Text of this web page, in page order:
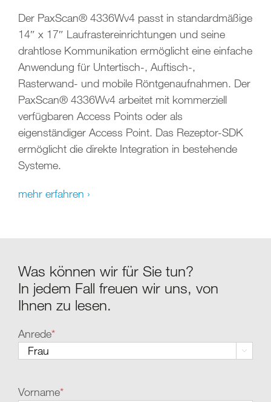
Der PaxScan® 4336Wv4 passt in standardmäßige
14″ x 17″ Laufrastereinrichtungen und seine
drahtlose Kommunikation ermöglicht eine einfache
Anwendung für Untertisch-, Auftisch-,
Rasterwand- und mobile Röntgenaufnahmen. Der
PaxScan® 4336Wv4 arbeitet mit kommerziell
verfügbaren Access Points oder als
eigenständiger Access Point. Das Rezeptor-SDK
ermöglicht die direkte Integration in bestehende
Systeme.
mehr erfahren ›
Was können wir für Sie tun?
In jedem Fall freuen wir uns, von
Ihnen zu lesen.
Anrede*

Vorname*